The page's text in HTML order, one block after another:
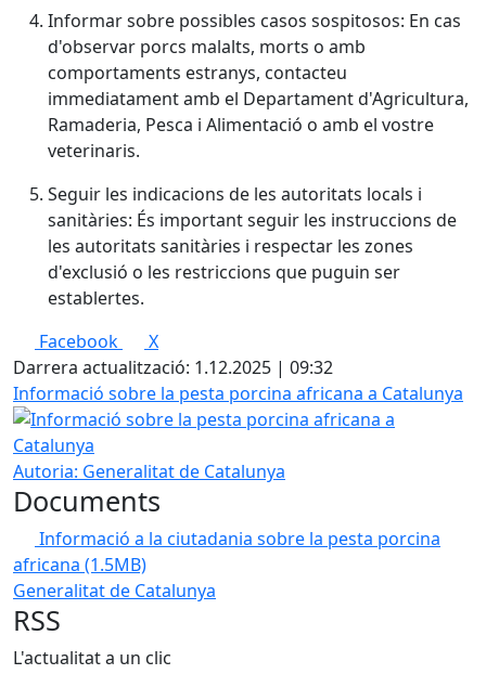
Informar sobre possibles casos sospitosos: En cas
d'observar porcs malalts, morts o amb
comportaments estranys, contacteu
immediatament amb el Departament d'Agricultura,
Ramaderia, Pesca i Alimentació o amb el vostre
veterinaris.
Seguir les indicacions de les autoritats locals i
sanitàries: És important seguir les instruccions de
les autoritats sanitàries i respectar les zones
d'exclusió o les restriccions que puguin ser
establertes.
Facebook
X
Darrera actualització: 1.12.2025 | 09:32
Informació sobre la pesta porcina africana a Catalunya
Autoria: Generalitat de Catalunya
Documents
Informació a la ciutadania sobre la pesta porcina
africana (1.5MB)
Generalitat de Catalunya
RSS
L'actualitat a un clic